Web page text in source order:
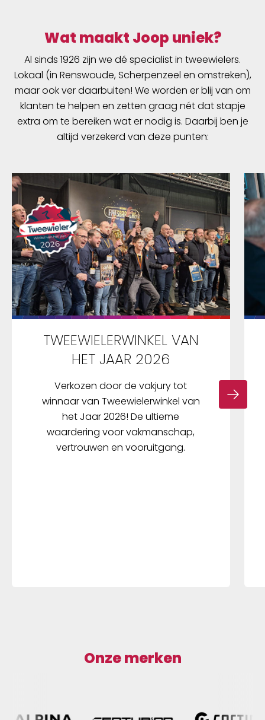
Wat maakt Joop uniek?
Al sinds 1926 zijn we dé specialist in tweewielers.
Lokaal (in Renswoude, Scherpenzeel en omstreken),
maar ook ver daarbuiten! We worden er blij van om
klanten te helpen en zetten graag nét dat stapje
extra om te bereiken wat er nodig is. Daarbij ben je
altijd verzekerd van deze punten:
TWEEWIELERWINKEL VAN
HET JAAR 2026
Verkozen door de vakjury tot
winnaar van Tweewielerwinkel van
het Jaar 2026! De ultieme
waardering voor vakmanschap,
vertrouwen en vooruitgang.
Onze merken